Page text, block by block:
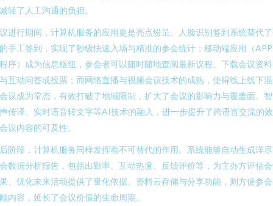
轻了人工沟通的负担。
进行期间，计算机服务的应用更是亮点纷呈。人脸识别签到系统替代
手工签到，实现了秒级快速入场与精准的参会统计；移动端应用（
序）成为信息枢纽，参会者可以随时随地查阅最新议程、下载会议资
互动问答或投票；而网络直播与视频会议技术的成熟，使得线上线下
议成为常态，有效打破了地域限制，扩大了会议的影响力与覆盖面。
传译、实时语音转文字等AI技术的融入，进一步提升了跨语言交流的
议内容的可及性。
阶段，计算机服务同样发挥着不可替代的作用。系统能够自动生成详
数据分析报告，包括出勤率、互动热度、反馈评价等，为主办方评估
、优化未来活动提供了量化依据。资料云存储与分享功能，则方便参
内容，延长了会议价值的生命周期。